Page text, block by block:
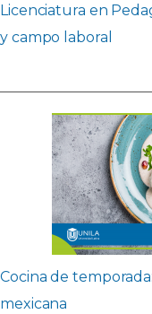
Licenciatura en
y campo laboral
Cocina de
mexicana